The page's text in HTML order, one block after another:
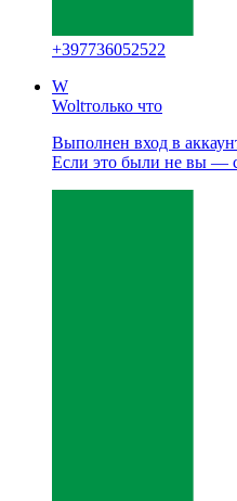
+397736052522
W
Woltтолько что
Выполнен вход в
Если это были не вы —